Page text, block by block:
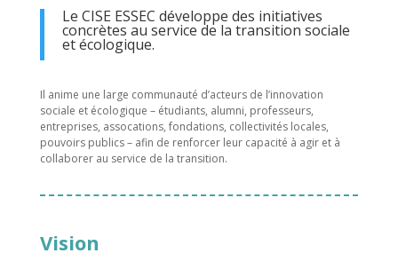
Le CISE ESSEC développe des initiatives
concrètes au service de la transition sociale
et écologique.
Il anime une large communauté d’acteurs de l’innovation
sociale et écologique – étudiants, alumni, professeurs,
entreprises, assocations, fondations, collectivités locales,
pouvoirs publics – afin de renforcer leur capacité à agir et à
collaborer au service de la transition.
Vision